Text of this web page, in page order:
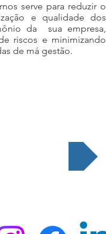
serve para reduzir o
e qualidade dos
da sua empresa,
riscos e minimizando
de má gestão.